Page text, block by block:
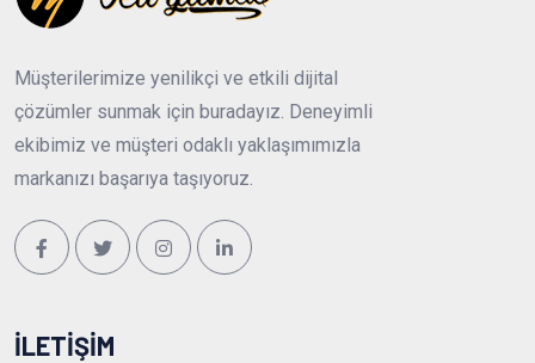
Müşterilerimize yenilikçi ve etkili dijital
çözümler sunmak için buradayız. Deneyimli
ekibimiz ve müşteri odaklı yaklaşımımızla
markanızı başarıya taşıyoruz.
İLETIŞIM